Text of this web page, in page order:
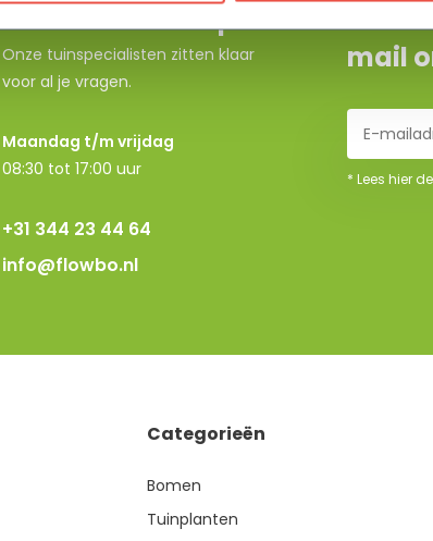
Neem contact op
Onze tuinspecialisten zitten klaar
voor al je vragen.
Maandag t/m vrijdag
08:30 tot 17:00 uur
+31 344 23 44 64
info@flowbo.nl
De
mail
* Lees hier
Categorieën
Bomen
Tuinplanten